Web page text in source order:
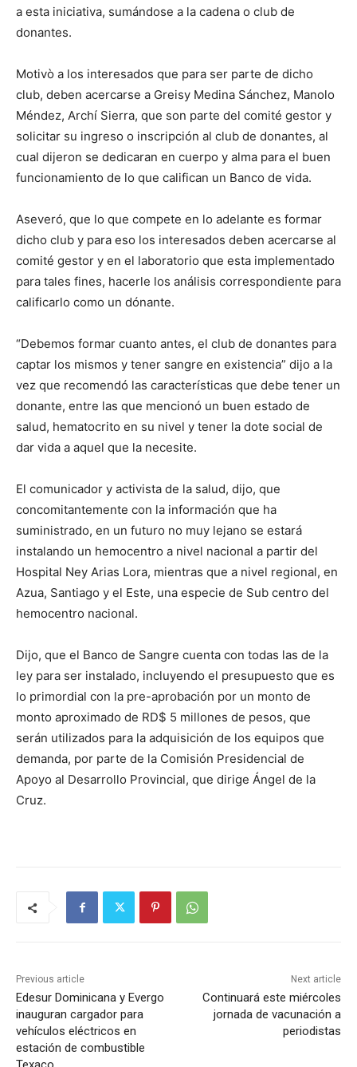
a esta iniciativa, sumándose a la cadena o club de
donantes.
Motivò a los interesados que para ser parte de dicho
club, deben acercarse a Greisy Medina Sánchez, Manolo
Méndez, Archí Sierra, que son parte del comité gestor y
solicitar su ingreso o inscripción al club de donantes, al
cual dijeron se dedicaran en cuerpo y alma para el buen
funcionamiento de lo que califican un Banco de vida.
Aseveró, que lo que compete en lo adelante es formar
dicho club y para eso los interesados deben acercarse al
comité gestor y en el laboratorio que esta implementado
para tales fines, hacerle los análisis correspondiente para
calificarlo como un dónante.
“Debemos formar cuanto antes, el club de donantes para
captar los mismos y tener sangre en existencia” dijo a la
vez que recomendó las características que debe tener un
donante, entre las que mencionó un buen estado de
salud, hematocrito en su nivel y tener la dote social de
dar vida a aquel que la necesite.
El comunicador y activista de la salud, dijo, que
concomitantemente con la información que ha
suministrado, en un futuro no muy lejano se estará
instalando un hemocentro a nivel nacional a partir del
Hospital Ney Arias Lora, mientras que a nivel regional, en
Azua, Santiago y el Este, una especie de Sub centro del
hemocentro nacional.
Dijo, que el Banco de Sangre cuenta con todas las de la
ley para ser instalado, incluyendo el presupuesto que es
lo primordial con la pre-aprobación por un monto de
monto aproximado de RD$ 5 millones de pesos, que
serán utilizados para la adquisición de los equipos que
demanda, por parte de la Comisión Presidencial de
Apoyo al Desarrollo Provincial, que dirige Ángel de la
Cruz.
Previous article
Edesur Dominicana y Evergo
inauguran cargador para
vehículos eléctricos en
estación de combustible
Next article
Continuará este miércoles
jornada de vacunación a
periodistas